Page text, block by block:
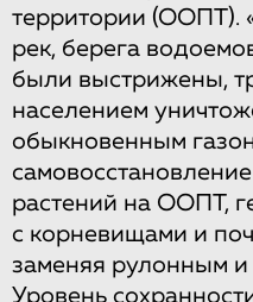
территории (ООПТ).
рек, берега
были выстрижены,
населением
обыкновенным
растений на ООПТ,
с корневищами и
заменяя рулонным
Уровень